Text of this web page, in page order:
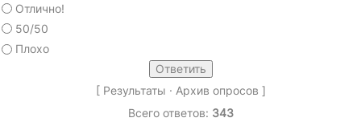
Отлично!
50/50
Плохо
[ Результаты · Архив опросов ]
Всего ответов: 343